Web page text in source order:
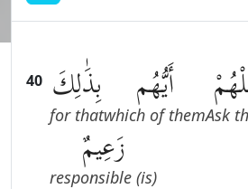
40
Ask
أَيُّهُم
which of them
بِذَٰلِكَ
for that
زَعِيمٌ
(is) responsible